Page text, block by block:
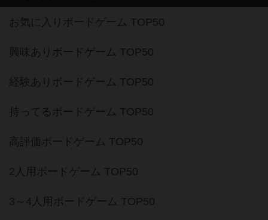
お気に入りボードゲーム TOP50
興味ありボードゲーム TOP50
経験ありボードゲーム TOP50
持ってるボードゲーム TOP50
高評価ボードゲーム TOP50
2人用ボードゲーム TOP50
3～4人用ボードゲーム TOP50